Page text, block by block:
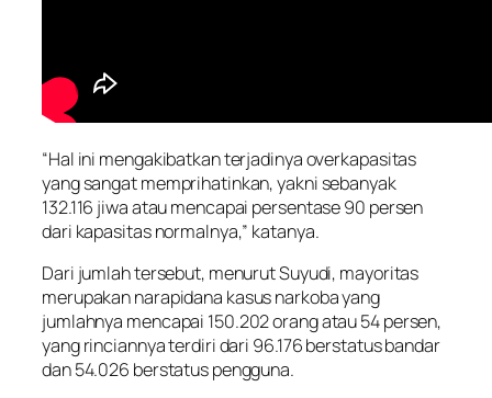
“Hal ini mengakibatkan terjadinya overkapasitas
yang sangat memprihatinkan, yakni sebanyak
132.116 jiwa atau mencapai persentase 90 persen
dari kapasitas normalnya,” katanya.
Dari jumlah tersebut, menurut Suyudi, mayoritas
merupakan narapidana kasus narkoba yang
jumlahnya mencapai 150.202 orang atau 54 persen,
yang rinciannya terdiri dari 96.176 berstatus bandar
dan 54.026 berstatus pengguna.